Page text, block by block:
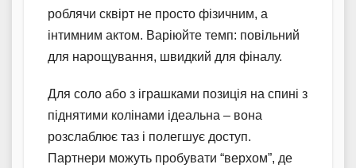
роблячи сквірт не просто фізичним, а
інтимним актом. Варіюйте темп: повільний
для нарощування, швидкий для фіналу.
Для соло або з іграшками позиція на спині з
піднятими колінами ідеальна – вона
розслаблює таз і полегшує доступ.
Партнери можуть пробувати “верхом”, де